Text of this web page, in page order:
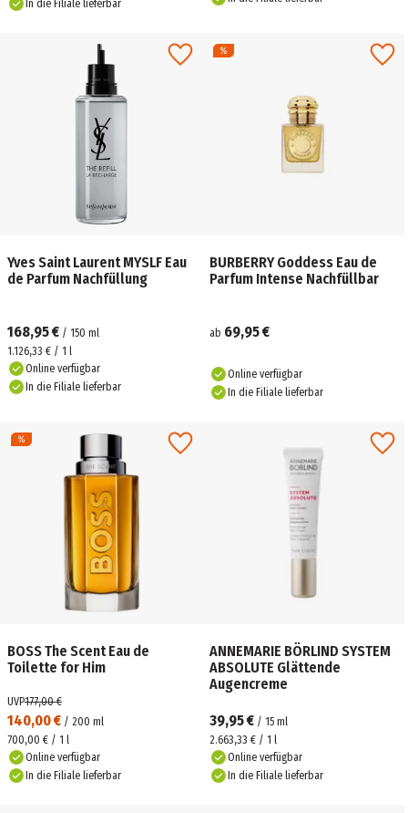
In die Filiale lieferbar
Yves Saint Laurent MYSLF Eau
de Parfum Nachfüllung
168,95 € / 150 ml
1.126,33 € / 1 l
Online verfügbar
In die Filiale lieferbar
BURBERRY Goddess Eau de
Parfum Intense Nachfüllbar
ab 69,95 €
Online verfügbar
In die Filiale lieferbar
BOSS The Scent Eau de
Toilette for Him
140,00 € / 200 ml
UVP177,00 €
700,00 € / 1 l
Online verfügbar
In die Filiale lieferbar
ANNEMARIE BÖRLIND SYSTEM
ABSOLUTE Glättende
Augencreme
39,95 € / 15 ml
2.663,33 € / 1 l
Online verfügbar
In die Filiale lieferbar